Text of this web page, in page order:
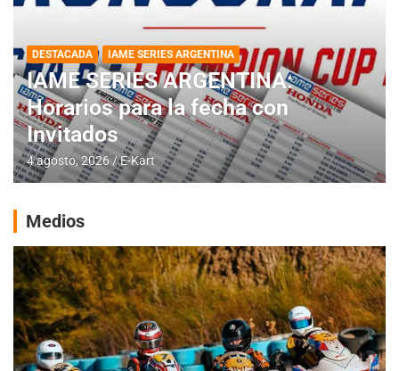
DESTACADA IAME SERIES ARGENTINA
IAME SERIES ARGENTINA:
Horarios para la fecha con
Invitados
4 agosto, 2026 E-Kart
Medios